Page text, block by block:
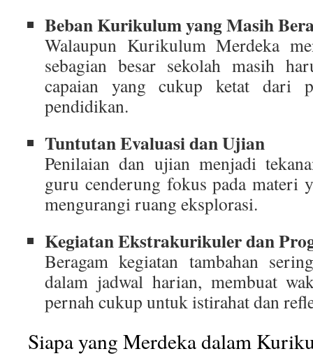
Beban Kurikulum yang Masih
Walaupun Kurikulum Merdeka
sebagian besar sekolah masih
capaian yang cukup ketat dari
pendidikan.
Tuntutan Evaluasi dan Ujian
Penilaian dan ujian menjadi
guru cenderung fokus pada materi
mengurangi ruang eksplorasi.
Kegiatan Ekstrakurikuler dan
Beragam kegiatan tambahan
dalam jadwal harian, membuat
pernah cukup untuk istirahat dan
Siapa yang Merdeka dalam